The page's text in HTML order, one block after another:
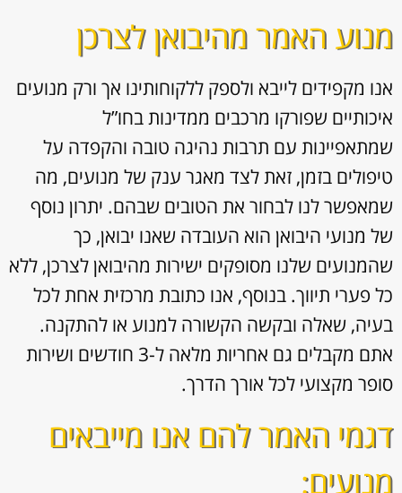
מנוע האמר מהיבואן לצרכן
אנו מקפידים לייבא ולספק ללקוחותינו אך ורק מנועים
איכותיים שפורקו מרכבים ממדינות בחו”ל
שמתאפיינות עם תרבות נהיגה טובה והקפדה על
טיפולים בזמן, זאת לצד מאגר ענק של מנועים, מה
שמאפשר לנו לבחור את הטובים שבהם. יתרון נוסף
של מנועי היבואן הוא העובדה שאנו יבואן, כך
שהמנועים שלנו מסופקים ישירות מהיבואן לצרכן, ללא
כל פערי תיווך. בנוסף, אנו כתובת מרכזית אחת לכל
בעיה, שאלה ובקשה הקשורה למנוע או להתקנה.
אתם מקבלים גם אחריות מלאה ל-3 חודשים ושירות
סופר מקצועי לכל אורך הדרך.
דגמי האמר להם אנו מייבאים
מנועים: